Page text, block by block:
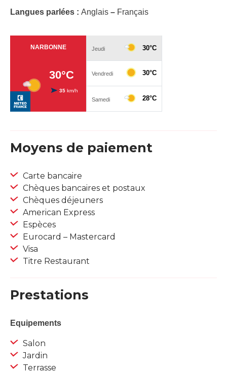
Langues parlées : Anglais – Français
Moyens de paiement
Carte bancaire
Chèques bancaires et postaux
Chèques déjeuners
American Express
Espèces
Eurocard – Mastercard
Visa
Titre Restaurant
Prestations
Equipements
Salon
Jardin
Terrasse